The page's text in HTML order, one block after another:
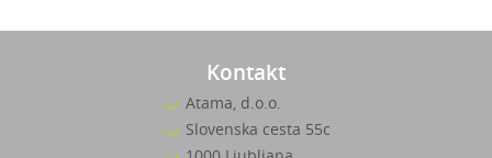
Kontakt
Atama, d.o.o.
Slovenska cesta 55c